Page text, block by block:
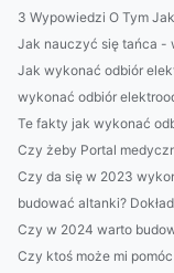
3 Wypowiedzi O Tym
Jak nauczyć się tańca -
Jak wykonać odbiór
wykonać odbiór
Te fakty jak wykonać
Czy żeby Portal
Czy da się w 2023
budować altanki?
Czy w 2024 warto
Czy ktoś może mi